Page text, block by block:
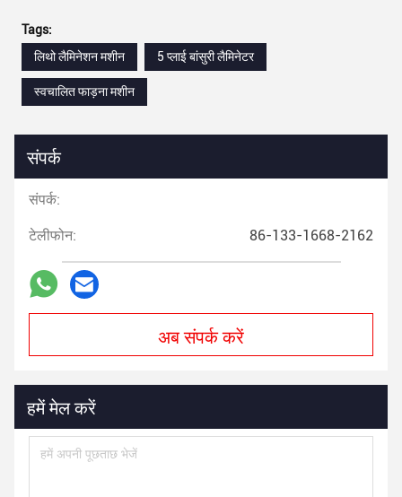
Tags:
लिथो लैमिनेशन मशीन
5 प्लाई बांसुरी लैमिनेटर
स्वचालित फाड़ना मशीन
संपर्क
संपर्क:
टेलीफोन: 86-133-1668-2162
अब संपर्क करें
हमें मेल करें